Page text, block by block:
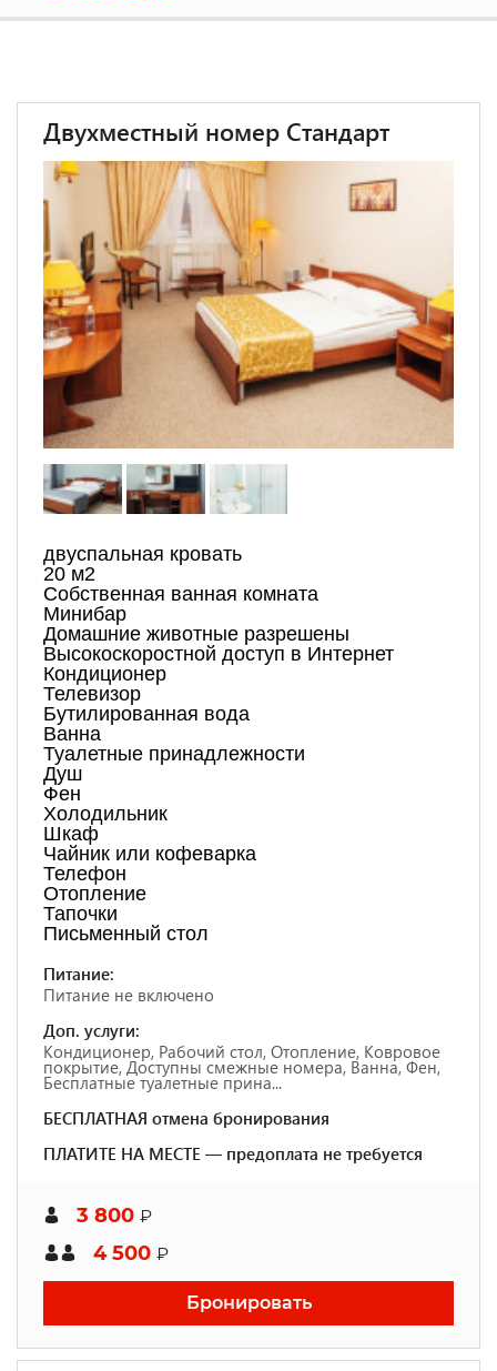
Двухместный номер Стандарт
двуспальная кровать
20 м2
Собственная ванная комната
Минибар
Домашние животные разрешены
Высокоскоростной доступ в Интернет
Кондиционер
Телевизор
Бутилированная вода
Ванна
Туалетные принадлежности
Душ
Фен
Холодильник
Шкаф
Чайник или кофеварка
Телефон
Отопление
Тапочки
Письменный стол
Питание:
Питание не включено
Доп. услуги:
Кондиционер, Рабочий стол, Отопление, Ковровое
покрытие, Доступны смежные номера, Ванна, Фен,
Бесплатные туалетные прина...
БЕСПЛАТНАЯ отмена бронирования
ПЛАТИТЕ НА МЕСТЕ — предоплата не требуется
3 800 ₽
4 500 ₽
Бронировать